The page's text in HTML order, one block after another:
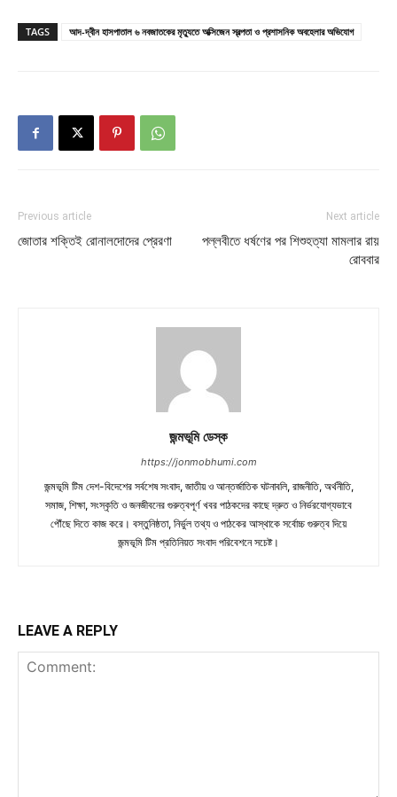
TAGS আদ-দ্বীন হাসপাতাল ৬ নবজাতকের মৃত্যুতে অক্সিজেন স্বল্পতা ও প্রশাসনিক অবহেলার অভিযোগ
Previous article
জোতার শক্তিই রোনালদোদের প্রেরণা
Next article
পল্লবীতে ধর্ষণের পর শিশুহত্যা মামলার রায়
রোববার
জন্মভূমি ডেস্ক
https://jonmobhumi.com
জন্মভূমি টিম দেশ-বিদেশের সর্বশেষ সংবাদ, জাতীয় ও আন্তর্জাতিক ঘটনাবলি, রাজনীতি, অর্থনীতি,
সমাজ, শিক্ষা, সংস্কৃতি ও জনজীবনের গুরুত্বপূর্ণ খবর পাঠকদের কাছে দ্রুত ও নির্ভরযোগ্যভাবে
পৌঁছে দিতে কাজ করে। বস্তুনিষ্ঠতা, নির্ভুল তথ্য ও পাঠকের আস্থাকে সর্বোচ্চ গুরুত্ব দিয়ে
জন্মভূমি টিম প্রতিনিয়ত সংবাদ পরিবেশনে সচেষ্ট।
LEAVE A REPLY